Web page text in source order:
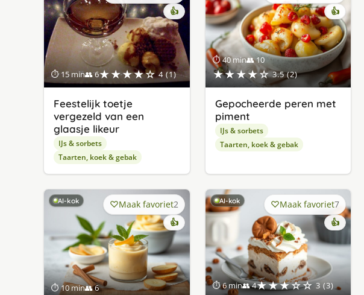
⏱ 15 min👥 6★★★★☆ 4 (1)
👍
Feestelijk toetje
vergezeld van een
glaasje likeur
IJs & sorbets
Taarten, koek & gebak
⏱ 40 min👥 10
★★★★☆ 3.5 (2)
👍
Gepocheerde peren met
piment
IJs & sorbets
Taarten, koek & gebak
AI-kok
⏱ 10 min👥 6
Maak favoriet2
👍
AI-kok
⏱ 6 min👥 4★★★☆☆ 3 (3)
Maak favoriet7
👍